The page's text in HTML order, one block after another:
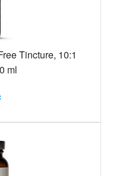
Tincture, 10:1
ml